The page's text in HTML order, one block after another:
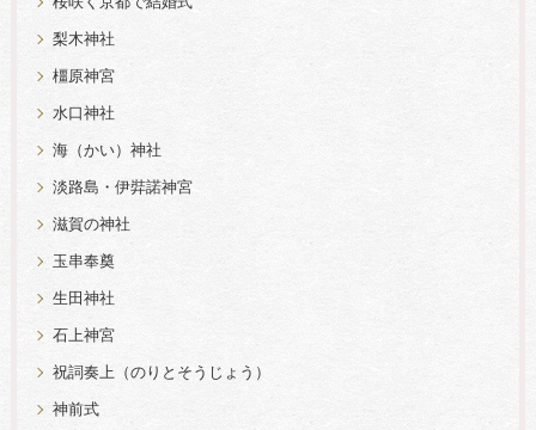
梨木神社
橿原神宮
水口神社
海（かい）神社
淡路島・伊弉諾神宮
滋賀の神社
玉串奉奠
生田神社
石上神宮
祝詞奏上（のりとそうじょう）
神前式